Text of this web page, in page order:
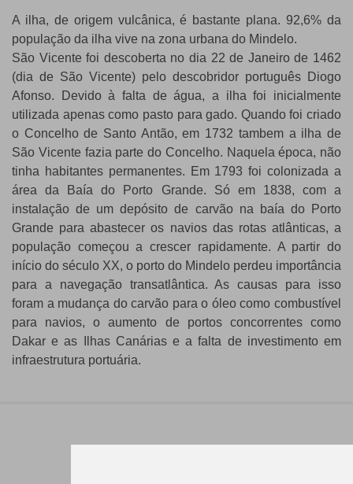
A ilha, de origem vulcânica, é bastante plana. 92,6% da
população da ilha vive na zona urbana do Mindelo.
São Vicente foi descoberta no dia 22 de Janeiro de 1462
(dia de São Vicente) pelo descobridor português Diogo
Afonso. Devido à falta de água, a ilha foi inicialmente
utilizada apenas como pasto para gado. Quando foi criado
o Concelho de Santo Antão, em 1732 tambem a ilha de
São Vicente fazia parte do Concelho. Naquela época, não
tinha habitantes permanentes. Em 1793 foi colonizada a
área da Baía do Porto Grande. Só em 1838, com a
instalação de um depósito de carvão na baía do Porto
Grande para abastecer os navios das rotas atlânticas, a
população começou a crescer rapidamente. A partir do
início do século XX, o porto do Mindelo perdeu importância
para a navegação transatlântica. As causas para isso
foram a mudança do carvão para o óleo como combustível
para navios, o aumento de portos concorrentes como
Dakar e as Ilhas Canárias e a falta de investimento em
infraestrutura portuária.